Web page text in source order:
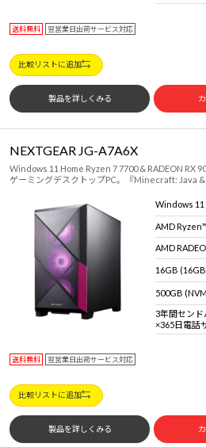
送料無料 翌営業日出荷サービス対応
比較リストに追加
製品を詳しくみる
NEXTGEAR JG-A7A6X
Windows 11 Home Ryzen 7 7700 & RADEON RX
ゲーミングデスクトップPC。『Minecraft: Java
Windows 11
AMD
AMD
16GB
500GB
3年間セン
×365日電話
送料無料 翌営業日出荷サービス対応
比較リストに追加
製品を詳しくみる